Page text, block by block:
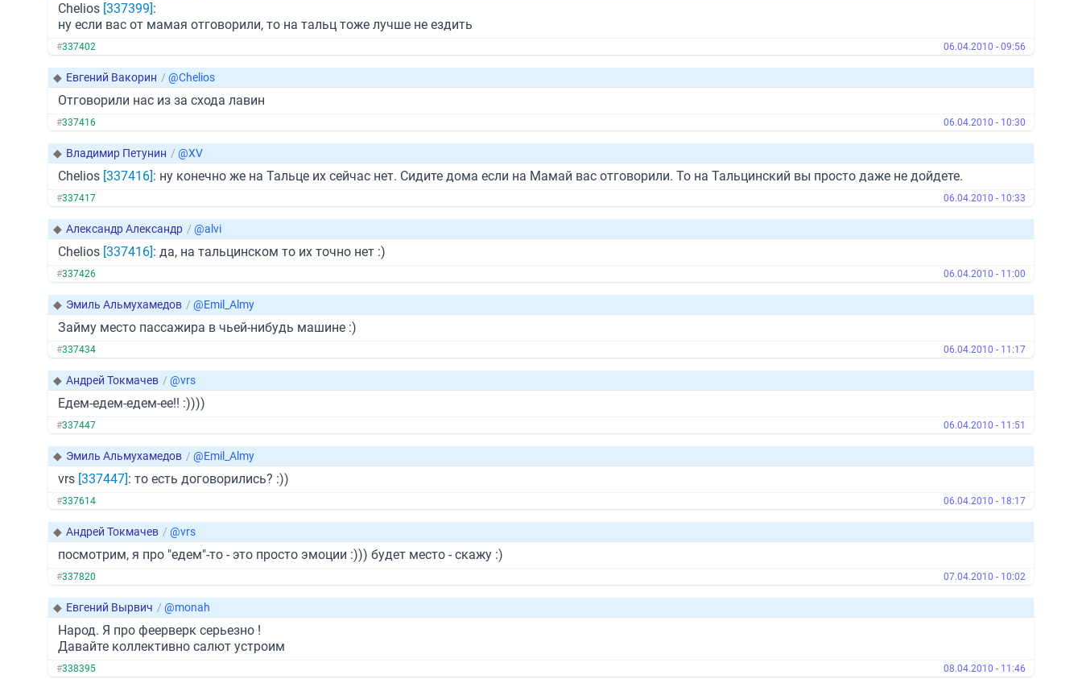
Chelios [337399]:
ну если вас от мамая отговорили, то на тальц тоже лучше не ездить
#337402 06.04.2010 - 09:56
◆ Евгений Вакорин / @Chelios
Отговорили нас из за схода лавин
#337416 06.04.2010 - 10:30
◆ Владимир Петунин / @XV
Chelios [337416]: ну конечно же на Тальце их сейчас нет. Сидите дома если на Мамай вас отговорили. То на Тальцинский вы просто даже не дойдете.
#337417 06.04.2010 - 10:33
◆ Александр Александр / @alvi
Chelios [337416]: да, на тальцинском то их точно нет :)
#337426 06.04.2010 - 11:00
◆ Эмиль Альмухамедов / @Emil_Almy
Займу место пассажира в чьей-нибудь машине :)
#337434 06.04.2010 - 11:17
◆ Андрей Токмачев / @vrs
Едем-едем-едем-ее!! :))))
#337447 06.04.2010 - 11:51
◆ Эмиль Альмухамедов / @Emil_Almy
vrs [337447]: то есть договорились? :))
#337614 06.04.2010 - 18:17
◆ Андрей Токмачев / @vrs
посмотрим, я про "едем"-то - это просто эмоции :))) будет место - скажу :)
#337820 07.04.2010 - 10:02
◆ Евгений Вырвич / @monah
Народ. Я про феерверк серьезно !
Давайте коллективно салют устроим
#338395 08.04.2010 - 11:46